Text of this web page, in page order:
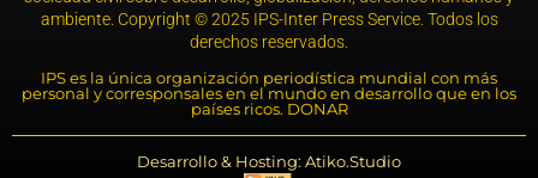
ambiente. Copyright © 2025 IPS-Inter Press Service. Todos los
derechos reservados.
IPS es la única organización periodística mundial con más
personal y corresponsales en el mundo en desarrollo que en los
países ricos. DONAR
Desarrollo & Hosting: Atiko.Studio